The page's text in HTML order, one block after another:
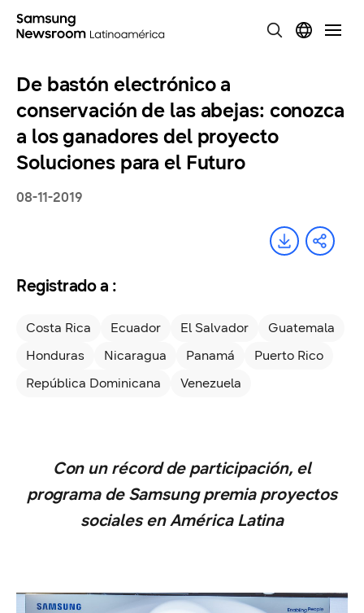
De bastón electrónico a
conservación de las abejas: conozca
a los ganadores del proyecto
Soluciones para el Futuro
08-11-2019
Registrado a :
Costa Rica Ecuador El Salvador
Guatemala
Honduras
Nicaragua Panamá
Puerto Rico
República Dominicana
Venezuela
Con un récord de participación, el
programa de Samsung premia proyectos
sociales en América Latina